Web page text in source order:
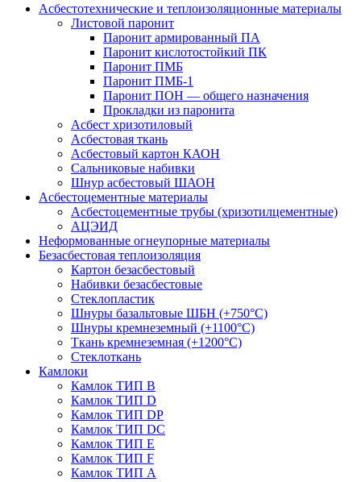
Асбестотехнические и теплоизоляционные материалы
Листовой паронит
Паронит армированный ПА
Паронит кислотостойкий ПК
Паронит ПМБ
Паронит ПМБ-1
Паронит ПОН — общего назначения
Прокладки из паронита
Асбест хризотиловый
Асбестовая ткань
Асбестовый картон КАОН
Сальниковые набивки
Шнур асбестовый ШАОН
Асбестоцементные материалы
Асбестоцементные трубы (хризотилцементные)
АЦЭИД
Неформованные огнеупорные материалы
Безасбестовая теплоизоляция
Картон безасбестовый
Набивки безасбестовые
Стеклопластик
Шнуры базальтовые ШБН (+750°С)
Шнуры кремнеземный (+1100°С)
Ткань кремнеземная (+1200°С)
Стеклоткань
Камлоки
Камлок ТИП B
Камлок ТИП D
Камлок ТИП DP
Камлок ТИП DС
Камлок ТИП E
Камлок ТИП F
Камлок ТИП А